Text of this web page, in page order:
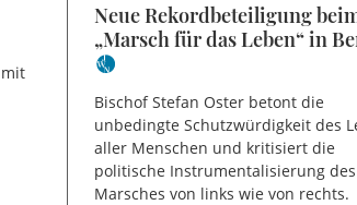
Neue Rekordbeteiligung
„Marsch für das Leben“ in
Bischof Stefan Oster betont die
unbedingte Schutzwürdigkeit des
aller Menschen und kritisiert die
politische Instrumentalisierung des
Marsches von links wie von rechts.